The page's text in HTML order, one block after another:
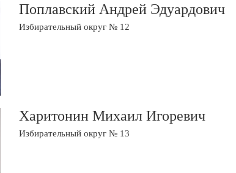
Поплавский Андрей Эдуардович
Избирательный округ № 12
Харитонин Михаил Игоревич
Избирательный округ № 13